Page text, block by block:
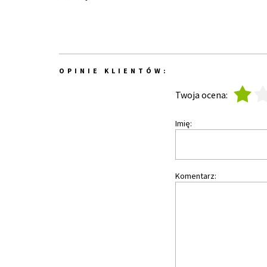
OPINIE KLIENTÓW:
Twoja ocena:
Imię:
Komentarz: